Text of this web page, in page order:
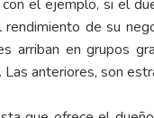
con el ejemplo, si el
rendimiento de su
arriban en grupos
Las anteriores, son